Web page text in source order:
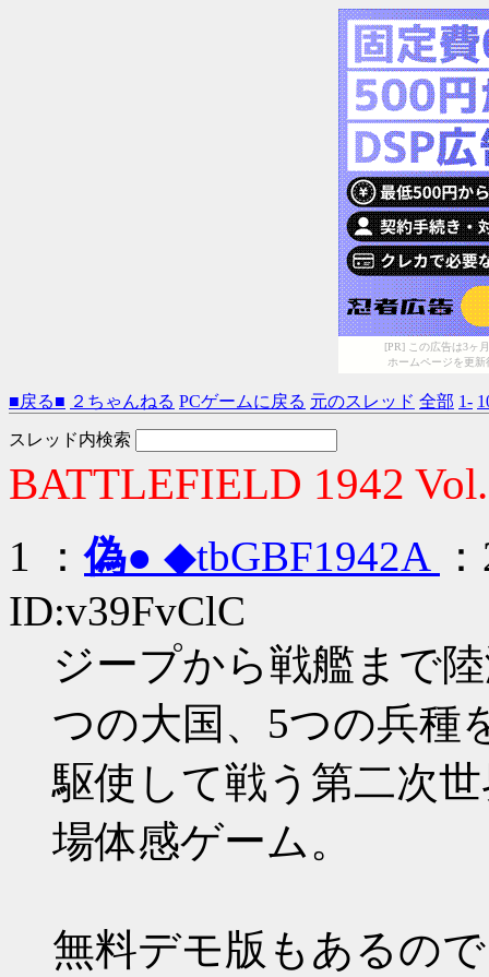
[PR] この広告は3ヶ
ホームページを更
■戻る■ ２ちゃんねる PCゲームに戻る 元のスレッド 全部 1-
スレッド内検索
BATTLEFIELD 1942
1 ：偽● ◆tbGBF1942A
ID:v39FvClC
ジープから戦艦まで
つの大国、5つの兵種
駆使して戦う第二次
場体感ゲーム。
無料デモ版もあるの